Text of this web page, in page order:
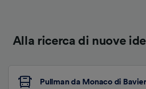
Alla ricerca di nuove
Pullman da Monaco di